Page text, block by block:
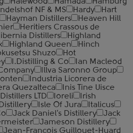
NF & MS Hardy
Hart
Hayman Distillers
Heaven Hill
Heritiers Crassous de
Distillers
Highland
Highland Queen
Hinch
Shuzo
Hot
I.Distilling & Co
Ian Macleod
Illva Saronno Group
Industria Licorera de
Quezalteca
Inis Tine Uisce
LTD Ioreli
Irish
Isle Of Jura
Italicus
Jack Daniel's Distillery
Jack
Jameson Distillery
Jean-Francois Guillouet-Huard